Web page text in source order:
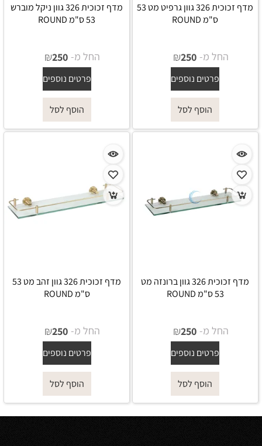
מדף זכוכית 326 גוון גרפיט מט 53
ס"מ ROUND
החל מ- ₪250
פרטים נוספים
הוסף לסל
מדף זכוכית 326 גוון ניקל מוברש
53 ס"מ ROUND
החל מ- ₪250
פרטים נוספים
הוסף לסל
מדף זכוכית 326 גוון ברונזה מט
53 ס"מ ROUND
החל מ- ₪250
פרטים נוספים
הוסף לסל
מדף זכוכית 326 גוון זהב מט 53
ס"מ ROUND
החל מ- ₪250
פרטים נוספים
הוסף לסל